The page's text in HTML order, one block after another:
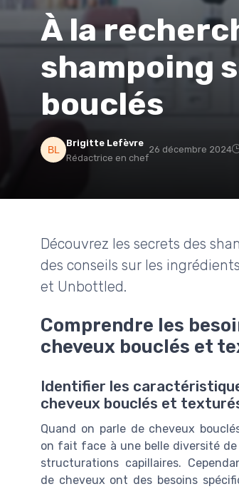
À la
shampoing
bouclés
Brigitte Lefèvre
Rédactrice en chef
26 décembre 2024
Découvrez les secrets des
des conseils sur les
et Unbottled.
Comprendre les
cheveux bouclés et
Identifier les
cheveux bouclés et
Quand on parle de cheveux
on fait face à une belle diversité
structurations capillaires.
de cheveux ont des besoins